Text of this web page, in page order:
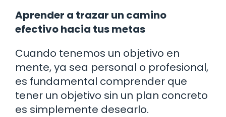
Aprender a trazar un camino
efectivo hacia tus metas
Cuando tenemos un objetivo en
mente, ya sea personal o profesional,
es fundamental comprender que
tener un objetivo sin un plan concreto
es simplemente desearlo.